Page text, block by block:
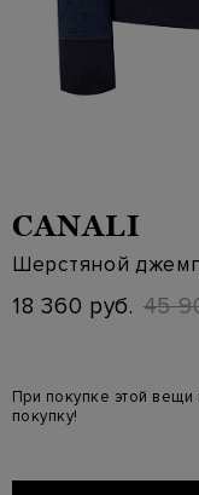
CANALI
Шерстяной
18 360 руб. 45
При покупке этой
покупку!